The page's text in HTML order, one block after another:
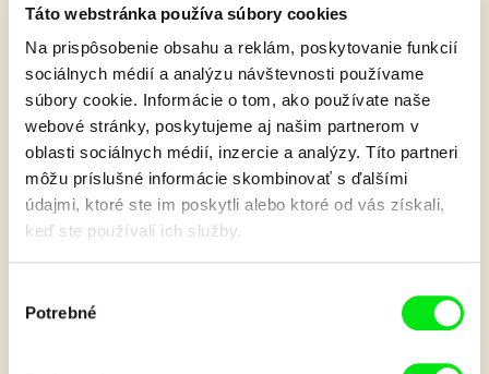
Táto webstránka používa súbory cookies
Na prispôsobenie obsahu a reklám, poskytovanie funkcií
sociálnych médií a analýzu návštevnosti používame
súbory cookie. Informácie o tom, ako používate naše
webové stránky, poskytujeme aj našim partnerom v
oblasti sociálnych médií, inzercie a analýzy. Títo partneri
môžu príslušné informácie skombinovať s ďalšími
údajmi, ktoré ste im poskytli alebo ktoré od vás získali,
keď ste používali ich služby.
súhlasu
Potrebné
Keď americká rodinka kúpi starý anglický zámok, netuší, že
už má celých tristo rokov svojho stáleho nájomníka. A ten sa
nikam sťahovať nemieni!
Zobraziť viac
Film bohužiaľ nie je k dispozícii :(